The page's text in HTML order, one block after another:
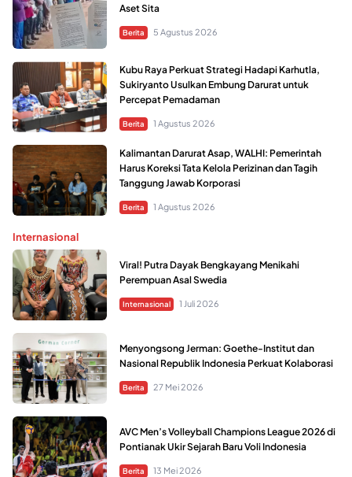
Aset Sita
Berita 5 Agustus 2026
Kubu Raya Perkuat Strategi Hadapi Karhutla,
Sukiryanto Usulkan Embung Darurat untuk
Percepat Pemadaman
Berita 1 Agustus 2026
Kalimantan Darurat Asap, WALHI: Pemerintah
Harus Koreksi Tata Kelola Perizinan dan Tagih
Tanggung Jawab Korporasi
Berita 1 Agustus 2026
Internasional
Viral! Putra Dayak Bengkayang Menikahi
Perempuan Asal Swedia
Internasional 1 Juli 2026
Menyongsong Jerman: Goethe-Institut dan
Nasional Republik Indonesia Perkuat Kolaborasi
Berita 27 Mei 2026
AVC Men’s Volleyball Champions League 2026 di
Pontianak Ukir Sejarah Baru Voli Indonesia
Berita 13 Mei 2026